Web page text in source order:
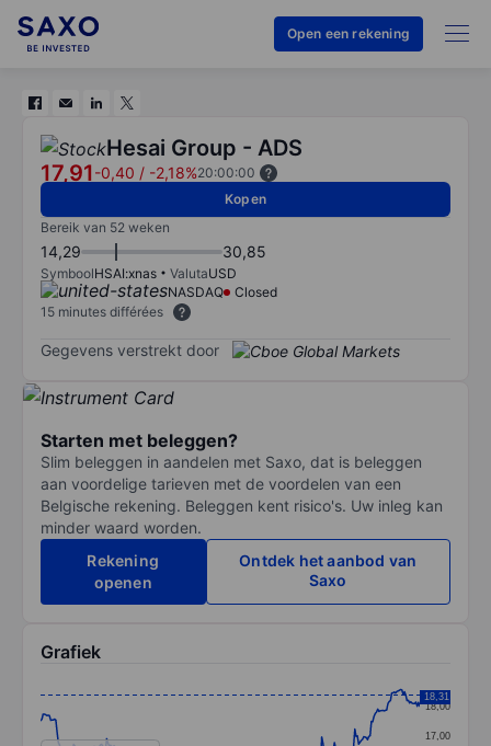
Open een rekening
Hesai Group - ADS
17,91-0,40 / -2,18%20:00:00
Kopen
Bereik van 52 weken
14,29 30,85
SymboolHSAI:xnas ValutaUSD
NASDAQ
Closed
15 minutes différées
Gegevens verstrekt door
Starten met beleggen?
Slim beleggen in aandelen met Saxo, dat is beleggen
aan voordelige tarieven met de voordelen van een
Belgische rekening. Beleggen kent risico's. Uw inleg kan
minder waard worden.
Rekening
openen
Ontdek het aanbod van
Saxo
Grafiek
Line chart with 299 data points.
17,00
18,00
18,31